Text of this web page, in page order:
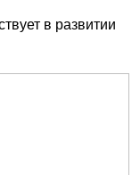
в развитии